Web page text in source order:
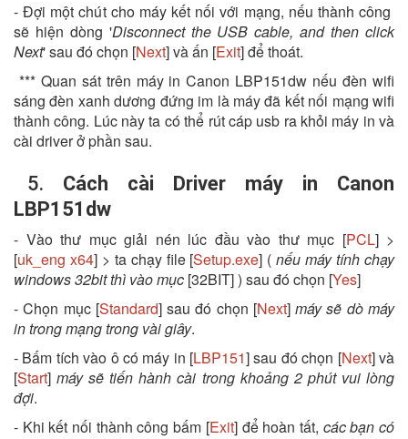
- Đợi một chút cho máy kết nối với mạng, nếu thành công
sẽ hiện dòng 'Disconnect the USB cable, and then click
Next' sau đó chọn [Next] và ấn [Exit] để thoát.
*** Quan sát trên máy in Canon LBP151dw nếu đèn wifi
sáng đèn xanh dương đứng im là máy đã kết nối mạng wifi
thành công. Lúc này ta có thể rút cáp usb ra khỏi máy in và
cài driver ở phần sau.
5. Cách cài Driver máy in Canon
LBP151dw
- Vào thư mục giải nén lúc đầu vào thư mục [PCL] >
[uk_eng x64] > ta chạy file [Setup.exe] (nếu máy tính chạy
windows 32bit thì vào mục [32BIT] ) sau đó chọn [Yes]
- Chọn mục [Standard] sau đó chọn [Next]máy sẽ dò máy
in trong mạng trong vài giây.
- Bấm tích vào ô có máy in [LBP151] sau đó chọn [Next] và
[Start]máy sẽ tiến hành cài trong khoảng 2 phút vui lòng
đợi.
- Khi kết nối thành công bấm [Exit] để hoàn tất, các bạn có